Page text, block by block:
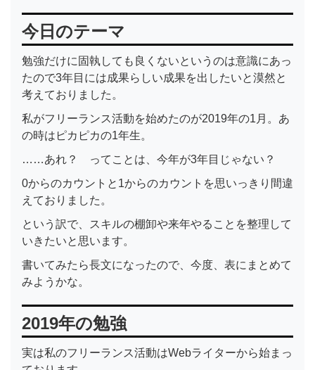
今日のテーマ
勉強だけに固執しても良くないというのは意識にあっ
たので3年目には成果らしい成果を出したいと漠然と
考えておりました。
私がフリーランス活動を始めたのが2019年の1月。あ
の時はピカピカの1年生。
……あれ？ ってことは、今年が3年目じゃない？
0からのカウントと1からのカウントを思いっきり間違
えておりました。
という訳で、スキルの棚卸や来年やることを整理して
いきたいと思います。
書いてみたら長文になったので、今度、表にまとめて
みようかな。
2019年の勉強
実は私のフリーランス活動はWebライターから始まっ